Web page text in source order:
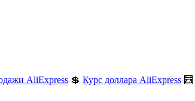
AliExpress 💲 Курс доллара AliExpress 🧮